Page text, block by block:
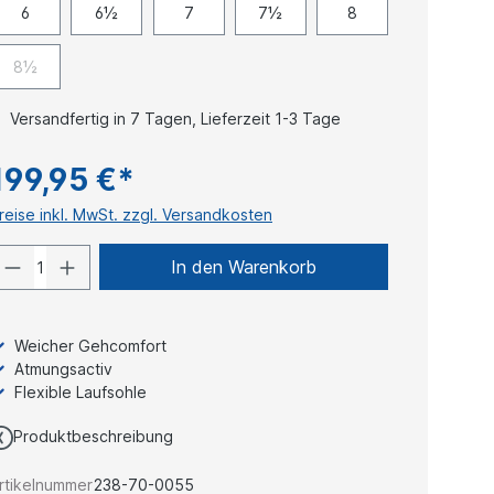
6 6½ 7 7½ 8
8½
Versandfertig in 7 Tagen, Lieferzeit 1-3 Tage
€*
inkl. MwSt. zzgl. Versandkosten
In den Warenkorb
Weicher Gehcomfort
Atmungsactiv
Flexible Laufsohle
Produktbeschreibung
238-70-0055